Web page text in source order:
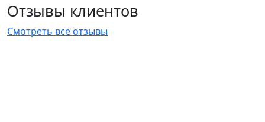
Отзывы клиентов
Смотреть все отзывы